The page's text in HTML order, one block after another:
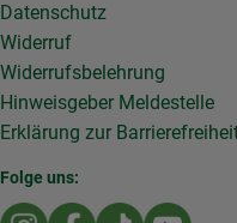
Datenschutz
Widerruf
Widerrufsbelehrung
Hinweisgeber Meldestelle
Erklärung zur
Folge uns:
Externer Link zu
Externer Link
Externer